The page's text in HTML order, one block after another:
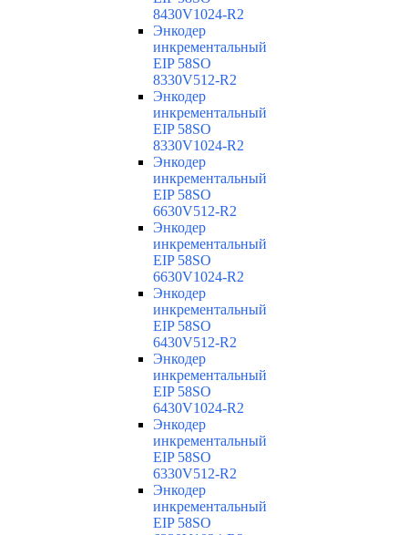
8430V1024-R2
Энкодер
инкрементальный
EIP 58SO
8330V512-R2
Энкодер
инкрементальный
EIP 58SO
8330V1024-R2
Энкодер
инкрементальный
EIP 58SO
6630V512-R2
Энкодер
инкрементальный
EIP 58SO
6630V1024-R2
Энкодер
инкрементальный
EIP 58SO
6430V512-R2
Энкодер
инкрементальный
EIP 58SO
6430V1024-R2
Энкодер
инкрементальный
EIP 58SO
6330V512-R2
Энкодер
инкрементальный
EIP 58SO